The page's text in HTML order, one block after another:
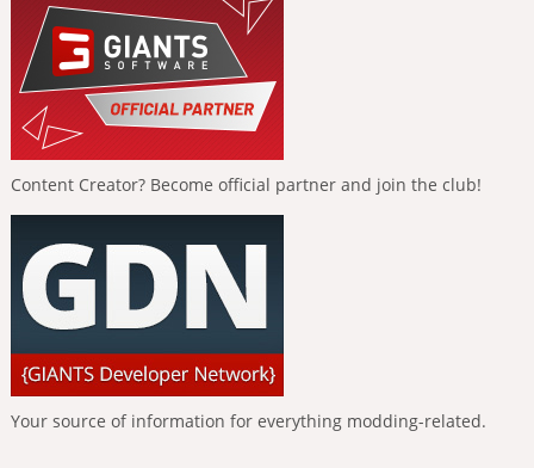
Content Creator? Become official partner and join the club!
Your source of information for everything modding-related.